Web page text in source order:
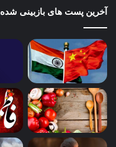
آخرین پست های بازبینی شده